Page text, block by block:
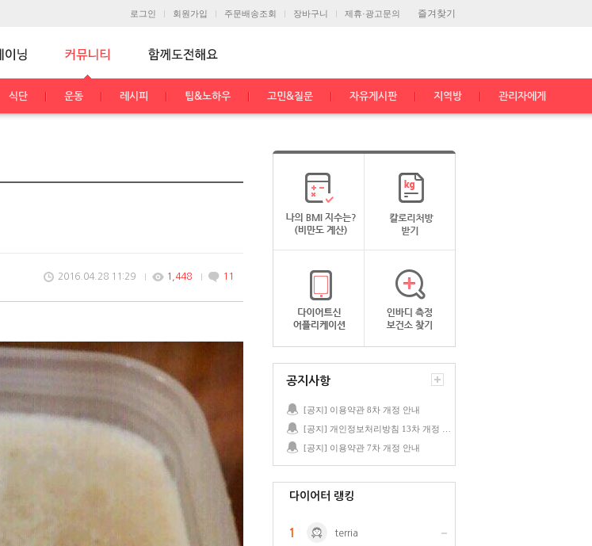
즐겨찾기
로그인 회원가입 주문배송조회 장바구니 제휴·광고문의
식단 운동 레시피 팁&노하우 고민&질문 자유게시판 지역방 관리자에게
2016.04.28 11:29 1,448 11
공지사항
[공지] 이용약관 8차 개정 안내
[공지] 이용약관 7차 개정 안내
다이어터 랭킹
1 terria